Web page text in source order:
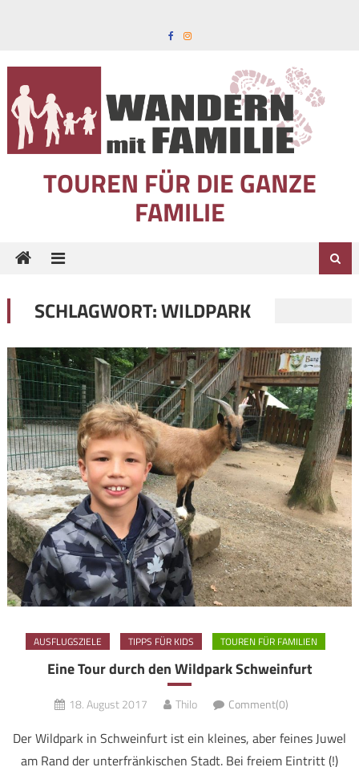
TOUREN FÜR DIE GANZE
FAMILIE
SCHLAGWORT:WILDPARK
AUSFLUGSZIELE TIPPS FÜR KIDS TOUREN FÜR FAMILIEN
Eine Tour durch den Wildpark Schweinfurt
18. August 2017 Thilo Comment(0)
Der Wildpark in Schweinfurt ist ein kleines, aber feines Juwel
am Rand der unterfränkischen Stadt. Bei freiem Eintritt (!)